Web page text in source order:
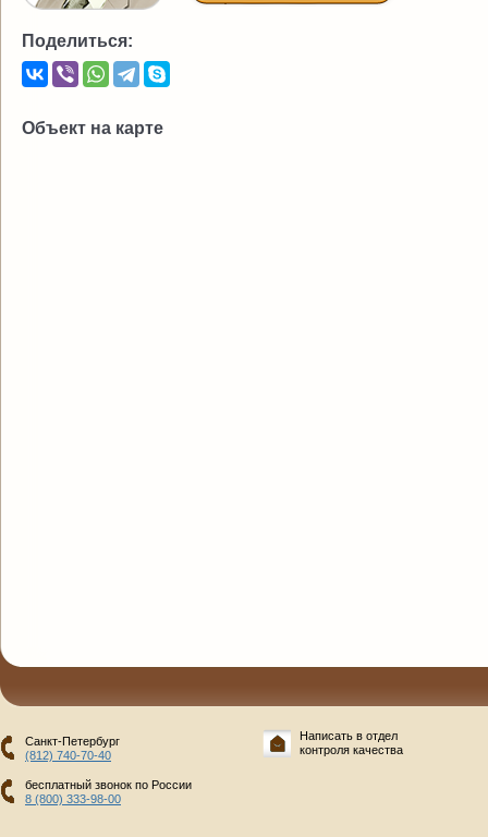
Поделиться:
Объект на карте
Санкт-Петербург
(812) 740-70-40
бесплатный звонок по России
8 (800) 333-98-00
Написать в отдел
контроля качества